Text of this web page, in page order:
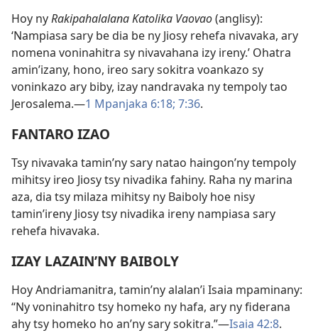
Hoy nyRakipahalalana Katolika Vaovao(anglisy):
‘Nampiasa sary be dia be ny Jiosy rehefa nivavaka, ary
nomena voninahitra sy nivavahana izy ireny.’ Ohatra
amin’izany, hono, ireo sary sokitra voankazo sy
voninkazo ary biby, izay nandravaka ny tempoly tao
Jerosalema.—1 Mpanjaka 6:18; 7:36.
FANTARO IZAO
Tsy nivavaka tamin’ny sary natao haingon’ny tempoly
mihitsy ireo Jiosy tsy nivadika fahiny. Raha ny marina
aza, dia tsy milaza mihitsy ny Baiboly hoe nisy
tamin’ireny Jiosy tsy nivadika ireny nampiasa sary
rehefa hivavaka.
IZAY LAZAIN’NY BAIBOLY
Hoy Andriamanitra, tamin’ny alalan’i Isaia mpaminany:
“Ny voninahitro tsy homeko ny hafa, ary ny fiderana
ahy tsy homeko ho an’ny sary sokitra.”—Isaia 42:8.